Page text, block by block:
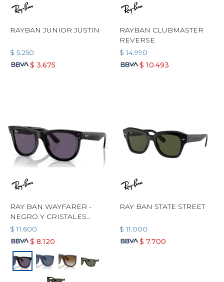
RAYBAN JUNIOR JUSTIN
$ 5.250
$ 3.675
RAYBAN CLUBMASTER
REVERSE
$ 14.990
$ 10.493
RAY BAN WAYFARER -
NEGRO Y CRISTALES
VIOLETA
$ 11.600
$ 8.120
RAY BAN STATE STREET
$ 11.000
$ 7.700